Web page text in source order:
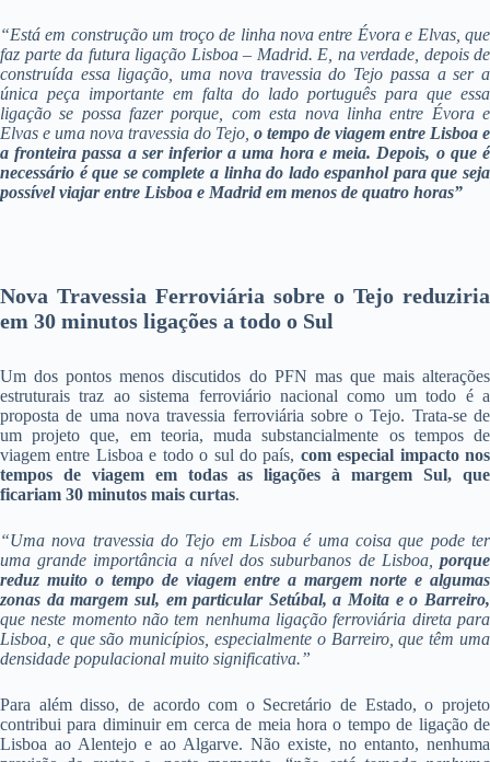
“Está em construção um troço de linha nova entre Évora e Elvas, que
faz parte da futura ligação Lisboa – Madrid. E, na verdade, depois de
construída essa ligação, uma nova travessia do Tejo passa a ser a
única peça importante em falta do lado português para que essa
ligação se possa fazer porque, com esta nova linha entre Évora e
Elvas e uma nova travessia do Tejo, o tempo de viagem entre Lisboa e
a fronteira passa a ser inferior a uma hora e meia. Depois, o que é
necessário é que se complete a linha do lado espanhol para que seja
possível viajar entre Lisboa e Madrid em menos de quatro horas”
Nova Travessia Ferroviária sobre o Tejo reduziria
em 30 minutos ligações a todo o Sul
Um dos pontos menos discutidos do PFN mas que mais alterações
estruturais traz ao sistema ferroviário nacional como um todo é a
proposta de uma nova travessia ferroviária sobre o Tejo. Trata-se de
um projeto que, em teoria, muda substancialmente os tempos de
viagem entre Lisboa e todo o sul do país, com especial impacto nos
tempos de viagem em todas as ligações à margem Sul, que
ficariam 30 minutos mais curtas.
“Uma nova travessia do Tejo em Lisboa é uma coisa que pode ter
uma grande importância a nível dos suburbanos de Lisboa, porque
reduz muito o tempo de viagem entre a margem norte e algumas
zonas da margem sul, em particular Setúbal, a Moita e o Barreiro,
que neste momento não tem nenhuma ligação ferroviária direta para
Lisboa, e que são municípios, especialmente o Barreiro, que têm uma
densidade populacional muito significativa.”
Para além disso, de acordo com o Secretário de Estado, o projeto
contribui para diminuir em cerca de meia hora o tempo de ligação de
Lisboa ao Alentejo e ao Algarve. Não existe, no entanto, nenhuma